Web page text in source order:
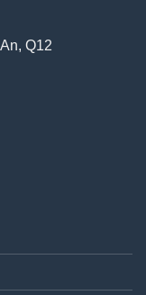
Q12